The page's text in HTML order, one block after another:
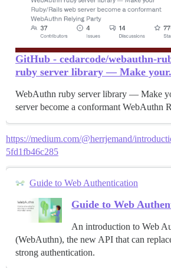
GitHub - cedarcode/webauthn-
ruby server library ― Make
WebAuthn ruby server library ― Make
server become a conformant WebAuthn
https://medium.com/@herrjemand/
5fd1fb46c285
Guide to Web Authentication
Guide to Web
An introduction to Web
(WebAuthn), the new API that can
strong authentication.